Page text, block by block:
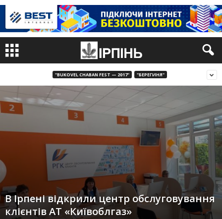
"BUKOVEL CHABAN FEST — 2017" "БЕРЕГИНЯ"
В Ірпені відкрили центр обслуговування
клієнтів АТ «Київоблгаз»